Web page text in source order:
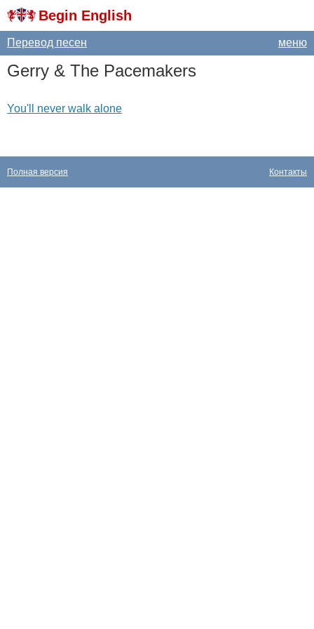
Begin English
меню
Перевод песен
Gerry & The Pacemakers
You'll never walk alone
Контакты
Полная версия